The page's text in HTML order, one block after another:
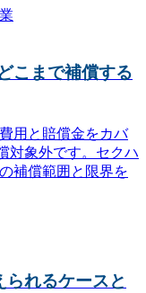
こまで補償する
用と賠償金をカバ
対象外です。セクハ
補償範囲と限界を
れるケースと